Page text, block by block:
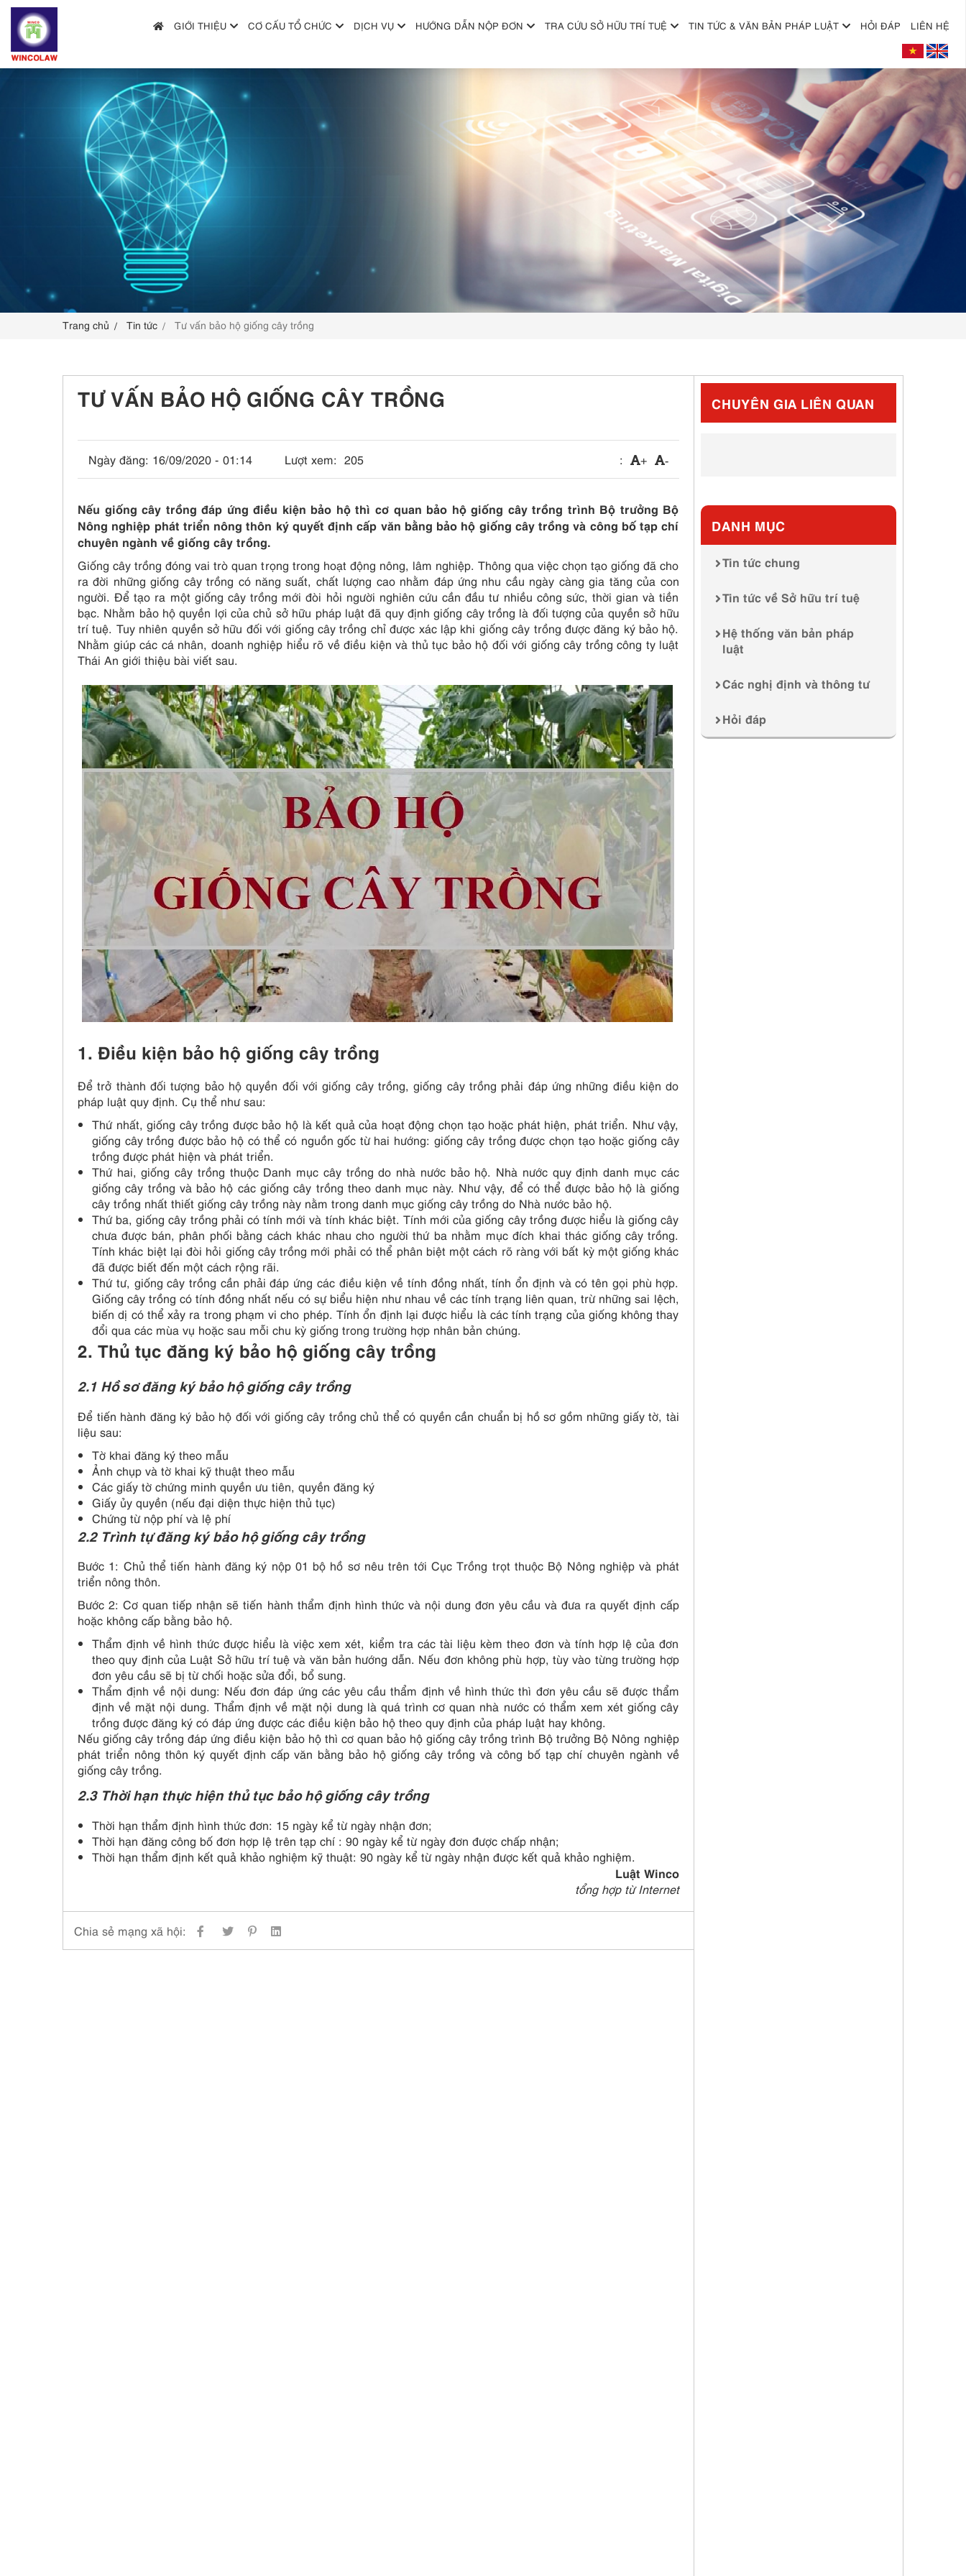
+
CƠ CẤU TỔ CHỨC +
+
HƯỚNG DẪN NỘP ĐƠN
TRA CỨU SỞ HỮU TRÍ TUỆ
TIN TỨC & VĂN BẢN PHÁP LUẬT
HỎI ĐÁP
GIỚI THIỆU CƠ CẤU TỔ CHỨC DỊCH VỤ HƯỚNG DẪN NỘP ĐƠN TRA CỨU SỞ HỮU TRÍ TUỆ TIN TỨC & VĂN BẢN PHÁP LUẬT HỎI ĐÁP LIÊN HỆ
Trang chủ Tin tức Tư vấn bảo hộ giống cây trồng
TƯ VẤN BẢO HỘ GIỐNG CÂY TRỒNG
Ngày đăng: 16/09/2020 - 01:14 Lượt xem: 205 : + -
Nếu giống cây trồng đáp ứng điều kiện bảo hộ thì cơ quan bảo hộ giống cây trồng trình Bộ trưởng Bộ
Nông nghiệp phát triển nông thôn ký quyết định cấp văn bằng bảo hộ giống cây trồng và công bố tạp chí
chuyên ngành về giống cây trồng.
Giống cây trồng đóng vai trò quan trọng trong hoạt động nông, lâm nghiệp. Thông qua việc chọn tạo giống đã cho
ra đời những giống cây trồng có năng suất, chất lượng cao nhằm đáp ứng nhu cầu ngày càng gia tăng của con
người. Để tạo ra một giống cây trồng mới đòi hỏi người nghiên cứu cần đầu tư nhiều công sức, thời gian và tiền
bạc. Nhằm bảo hộ quyền lợi của chủ sở hữu pháp luật đã quy định giống cây trồng là đối tượng của quyền sở hữu
trí tuệ. Tuy nhiên quyền sở hữu đối với giống cây trồng chỉ được xác lập khi giống cây trồng được đăng ký bảo hộ.
Nhằm giúp các cá nhân, doanh nghiệp hiểu rõ về điều kiện và thủ tục bảo hộ đối với giống cây trồng công ty luật
Thái An giới thiệu bài viết sau.
1. Điều kiện bảo hộ giống cây trồng
Để trở thành đối tượng bảo hộ quyền đối với giống cây trồng, giống cây trồng phải đáp ứng những điều kiện do
pháp luật quy định. Cụ thể như sau:
Thứ nhất, giống cây trồng được bảo hộ là kết quả của hoạt động chọn tạo hoặc phát hiện, phát triển. Như vậy,
giống cây trồng được bảo hộ có thể có nguồn gốc từ hai hướng: giống cây trồng được chọn tạo hoặc giống cây
trồng được phát hiện và phát triển.
Thứ hai, giống cây trồng thuộc Danh mục cây trồng do nhà nước bảo hộ. Nhà nước quy định danh mục các
giống cây trồng và bảo hộ các giống cây trồng theo danh mục này. Như vậy, để có thể được bảo hộ là giống
cây trồng nhất thiết giống cây trồng này nằm trong danh mục giống cây trồng do Nhà nước bảo hộ.
Thứ ba, giống cây trồng phải có tính mới và tính khác biệt. Tính mới của giống cây trồng được hiểu là giống cây
chưa được bán, phân phối bằng cách khác nhau cho người thứ ba nhằm mục đích khai thác giống cây trồng.
Tính khác biệt lại đòi hỏi giống cây trồng mới phải có thể phân biệt một cách rõ ràng với bất kỳ một giống khác
đã được biết đến một cách rộng rãi.
Thứ tư, giống cây trồng cần phải đáp ứng các điều kiện về tính đồng nhất, tính ổn định và có tên gọi phù hợp.
Giống cây trồng có tính đồng nhất nếu có sự biểu hiện như nhau về các tính trạng liên quan, trừ những sai lệch,
biến dị có thể xảy ra trong phạm vi cho phép. Tính ổn định lại được hiểu là các tính trạng của giống không thay
đổi qua các mùa vụ hoặc sau mỗi chu kỳ giống trong trường hợp nhân bản chúng.
2. Thủ tục đăng ký bảo hộ giống cây trồng
2.1 Hồ sơ đăng ký bảo hộ giống cây trồng
Để tiến hành đăng ký bảo hộ đối với giống cây trồng chủ thể có quyền cần chuẩn bị hồ sơ gồm những giấy tờ, tài
liệu sau:
Tờ khai đăng ký theo mẫu
Ảnh chụp và tờ khai kỹ thuật theo mẫu
Các giấy tờ chứng minh quyền ưu tiên, quyền đăng ký
Giấy ủy quyền (nếu đại diện thực hiện thủ tục)
Chứng từ nộp phí và lệ phí
2.2 Trình tự đăng ký bảo hộ giống cây trồng
Bước 1: Chủ thể tiến hành đăng ký nộp 01 bộ hồ sơ nêu trên tới Cục Trồng trọt thuộc Bộ Nông nghiệp và phát
triển nông thôn.
Bước 2: Cơ quan tiếp nhận sẽ tiến hành thẩm định hình thức và nội dung đơn yêu cầu và đưa ra quyết định cấp
hoặc không cấp bằng bảo hộ.
Thẩm định về hình thức được hiểu là việc xem xét, kiểm tra các tài liệu kèm theo đơn và tính hợp lệ của đơn
theo quy định của Luật Sở hữu trí tuệ và văn bản hướng dẫn. Nếu đơn không phù hợp, tùy vào từng trường hợp
đơn yêu cầu sẽ bị từ chối hoặc sửa đổi, bổ sung.
Thẩm định về nội dung: Nếu đơn đáp ứng các yêu cầu thẩm định về hình thức thì đơn yêu cầu sẽ được thẩm
định về mặt nội dung. Thẩm định về mặt nội dung là quá trình cơ quan nhà nước có thẩm xem xét giống cây
trồng được đăng ký có đáp ứng được các điều kiện bảo hộ theo quy định của pháp luật hay không.
Nếu giống cây trồng đáp ứng điều kiện bảo hộ thì cơ quan bảo hộ giống cây trồng trình Bộ trưởng Bộ Nông nghiệp
phát triển nông thôn ký quyết định cấp văn bằng bảo hộ giống cây trồng và công bố tạp chí chuyên ngành về
giống cây trồng.
2.3 Thời hạn thực hiện thủ tục bảo hộ giống cây trồng
Thời hạn thẩm định hình thức đơn: 15 ngày kể từ ngày nhận đơn;
Thời hạn đăng công bố đơn hợp lệ trên tạp chí : 90 ngày kể từ ngày đơn được chấp nhận;
Thời hạn thẩm định kết quả khảo nghiệm kỹ thuật: 90 ngày kể từ ngày nhận được kết quả khảo nghiệm.
Luật Winco
tổng hợp từ Internet
Chia sẻ mạng xã hội:
CHUYÊN GIA LIÊN QUAN
DANH MỤC
Tin tức chung
Tin tức về Sở hữu trí tuệ
Hệ thống văn bản pháp
luật
Các nghị định và thông tư
Hỏi đáp